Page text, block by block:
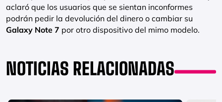
aclaró que los usuarios que se sientan inconformes
podrán pedir la devolución del dinero o cambiar su
Galaxy Note 7 por otro dispositivo del mimo modelo.
NOTICIAS RELACIONADAS